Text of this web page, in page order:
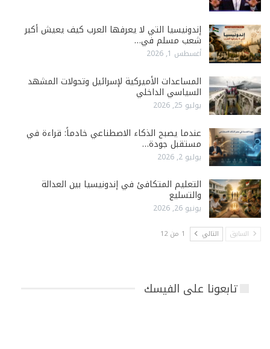
إندونيسيا التي لا يعرفها العرب كيف يعيش أكبر
شعب مسلم في…
أغسطس 1, 2026
المساعدات الأميركية لإسرائيل وتحولات المشهد
السياسي الداخلي
يوليو 25, 2026
عندما يصبح الذكاء الاصطناعي خادماً: قراءة في
مستقبل جودة…
يوليو 2, 2026
التعليم المتكافئ في إندونيسيا بين العدالة
والتسليع
يونيو 26, 2026
السابق التالي 1 من 12
تابعونا على الفيسك